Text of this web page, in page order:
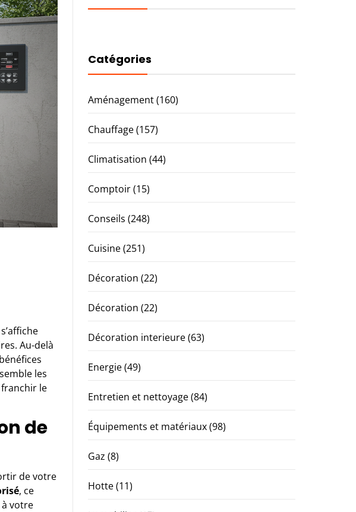
Au-delà
les
le
de
de votre
, ce
votre
Catégories
Aménagement(160)
Chauffage(157)
Climatisation (44)
Comptoir(15)
Conseils (248)
Cuisine(251)
Décoration (22)
Décoration (22)
Décoration interieure(63)
Energie(49)
Entretien et nettoyage(84)
Équipements et matériaux(98)
Gaz (8)
Hotte(11)